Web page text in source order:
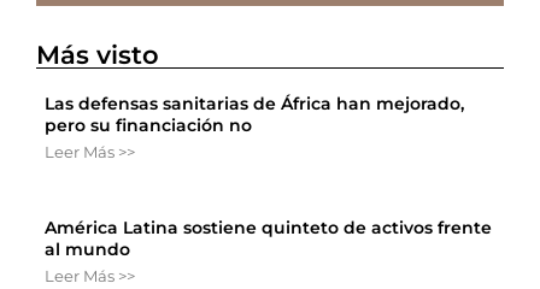
Más visto
Las defensas sanitarias de África han mejorado,
pero su financiación no
Leer Más >>
América Latina sostiene quinteto de activos frente
al mundo
Leer Más >>